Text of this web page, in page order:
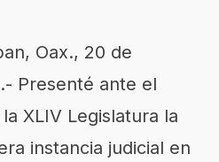
Oax., 20 de
Presenté ante el
XLIV Legislatura la
instancia judicial en